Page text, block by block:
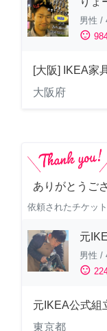
男性 /
sentiment_satisfied
[大阪] IKEA家
大阪府
ありがとうご
依頼されたチケット
元
男性 /
sentiment_satisfied
元IKEA公式組
東京都